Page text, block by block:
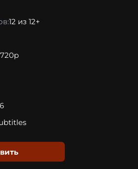
12 из 12+